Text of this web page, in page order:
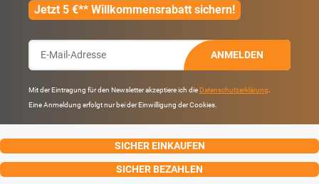
Jetzt 5 €** Willkommensrabatt sichern!
ANMELDEN
Mit der Eintragung für den Newsletter akzeptiere ich die Datenschutzerklärung
Eine Anmeldung erfolgt nur bei der Einwilligung der Cookies.
SICHER EINKAUFEN
SICHER BEZAHLEN